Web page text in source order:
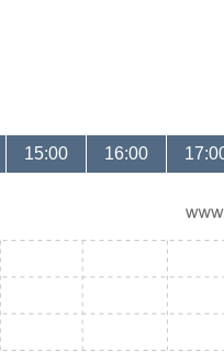
15:00 16:00